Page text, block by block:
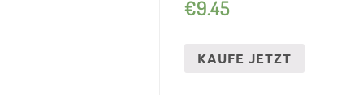
…
€9.45
KAUFE JETZT